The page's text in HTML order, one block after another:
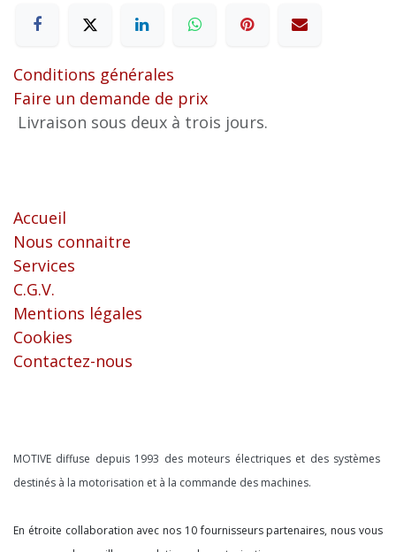
Conditions générales
Faire un demande de prix
Livraison sous deux à trois jours.
Accueil
Nous connaitre
Services
C.G.V.
Mentions légales
Cookies
Contactez-nous
MOTIVE diffuse depuis 1993 des moteurs électriques et des systèmes
destinés à la motorisation et à la commande des machines.
En étroite collaboration avec nos 10 fournisseurs partenaires, nous vous